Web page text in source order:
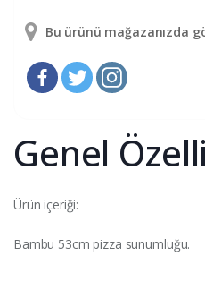
Bu ürünü mağazanızda
Genel
Ürün içeriği:
Bambu 53cm pizza sunumluğu.